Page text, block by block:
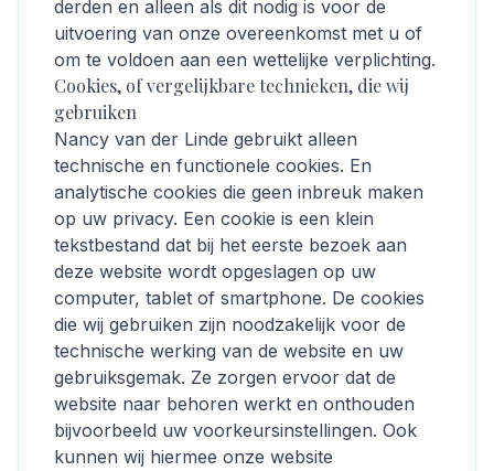
derden en alleen als dit nodig is voor de
uitvoering van onze overeenkomst met u of
om te voldoen aan een wettelijke verplichting.
Cookies, of vergelijkbare technieken, die wij
gebruiken
Nancy van der Linde gebruikt alleen
technische en functionele cookies. En
analytische cookies die geen inbreuk maken
op uw privacy. Een cookie is een klein
tekstbestand dat bij het eerste bezoek aan
deze website wordt opgeslagen op uw
computer, tablet of smartphone. De cookies
die wij gebruiken zijn noodzakelijk voor de
technische werking van de website en uw
gebruiksgemak. Ze zorgen ervoor dat de
website naar behoren werkt en onthouden
bijvoorbeeld uw voorkeursinstellingen. Ook
kunnen wij hiermee onze website